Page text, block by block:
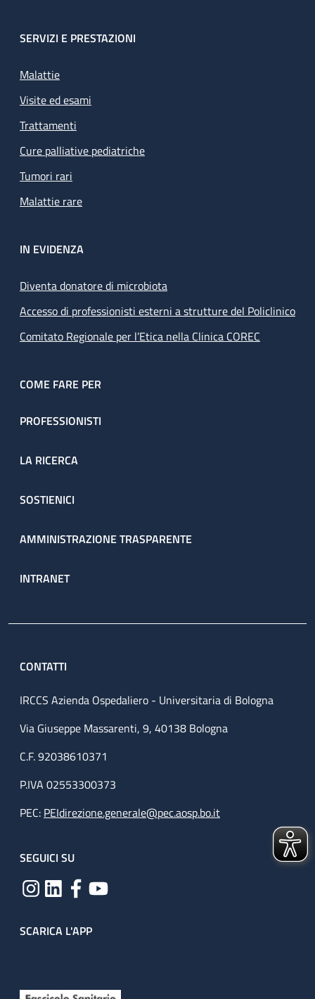
SERVIZI E PRESTAZIONI
Malattie
Visite ed esami
Trattamenti
Cure palliative pediatriche
Tumori rari
Malattie rare
IN EVIDENZA
Diventa donatore di microbiota
Accesso di professionisti esterni a strutture del Policlinico
Comitato Regionale per l’Etica nella Clinica COREC
COME FARE PER
PROFESSIONISTI
LA RICERCA
SOSTIENICI
AMMINISTRAZIONE TRASPARENTE
INTRANET
CONTATTI
IRCCS Azienda Ospedaliero - Universitaria di Bologna
Via Giuseppe Massarenti, 9, 40138 Bologna
C.F. 92038610371
P.IVA 02553300373
PEC: PEIdirezione.generale@pec.aosp.bo.it
SEGUICI SU
SCARICA L'APP